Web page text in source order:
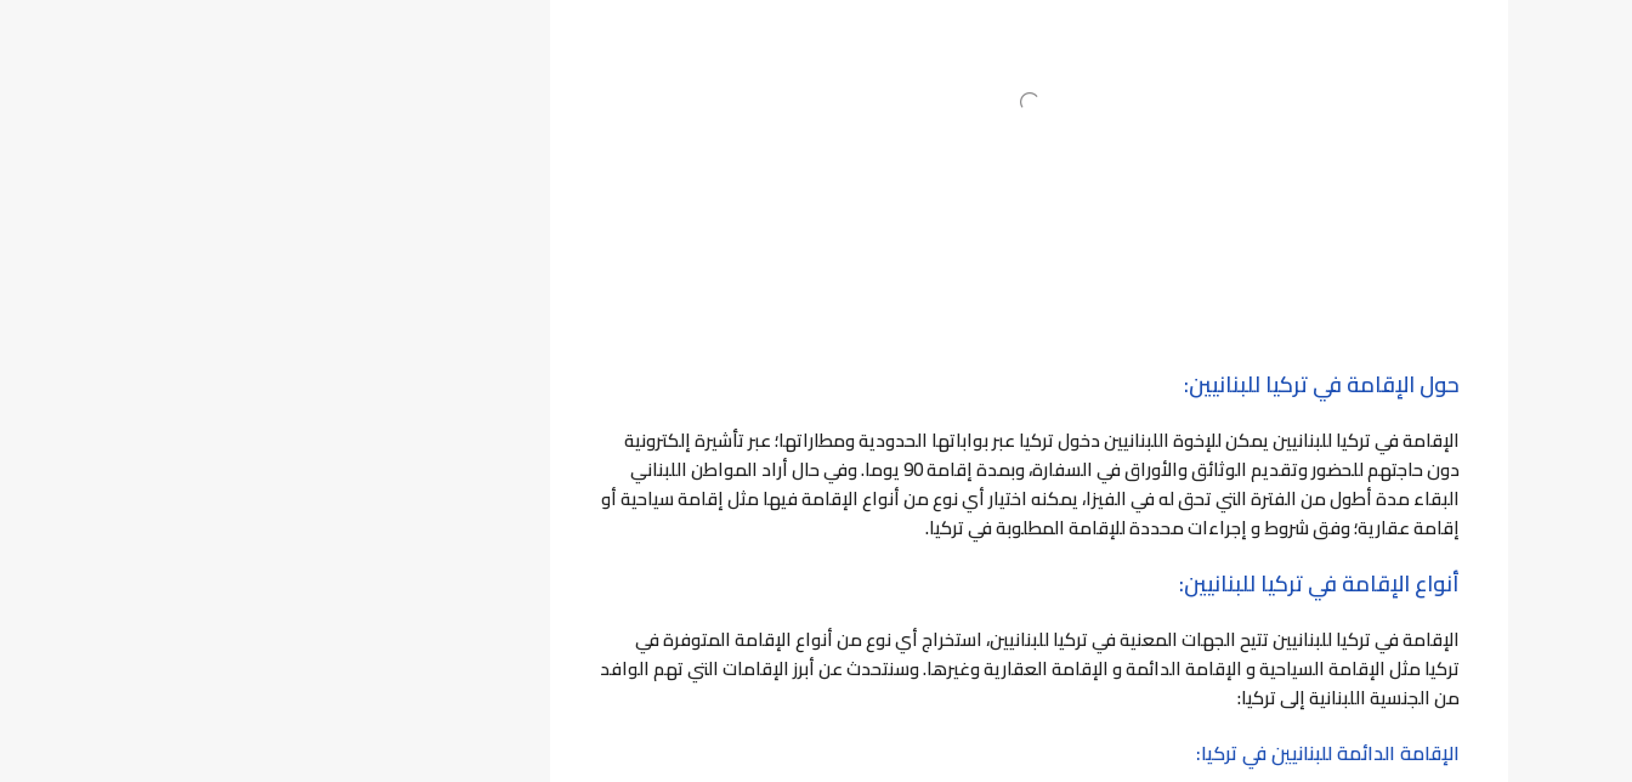
حول الإقامة في تركيا للبنانيين:
الإقامة في تركيا للبنانيين يمكن للإخوة اللبنانيين دخول تركيا عبر بواباتها الحدودية ومطاراتها؛ عبر تأشيرة إلكترونية
دون حاجتهم للحضور وتقديم الوثائق والأوراق في السفارة، وبمدة إقامة 90 يوما.
وفي حال أراد المواطن اللبناني
البقاء مدة أطول من الفترة التي تحق له في الفيزا، يمكنه اختيار أي نوع من أنواع الإقامة فيها مثل إقامة سياحية أو
إقامة عقارية؛ وفق شروط و إجراءات محددة للإقامة المطلوبة في تركيا.
أنواع الإقامة في تركيا للبنانيين:
الإقامة في تركيا للبنانيين تتيح الجهات المعنية في تركيا للبنانيين، استخراج أي نوع من أنواع الإقامة المتوفرة في
تركيا مثل الإقامة السياحية و الإقامة الدائمة و الإقامة العقارية وغيرها.وسنتحدث عن أبرز الإقامات التي تهم الوافد
من الجنسية اللبنانية إلى تركيا:
الإقامة الدائمة للبنانيين في تركيا: